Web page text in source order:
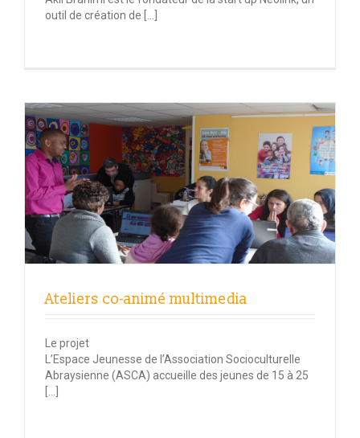
outil de création de […]
Ateliers co-animé multimedia
Le projet
L’Espace Jeunesse de l’Association Socioculturelle
Abraysienne (ASCA) accueille des jeunes de 15 à 25